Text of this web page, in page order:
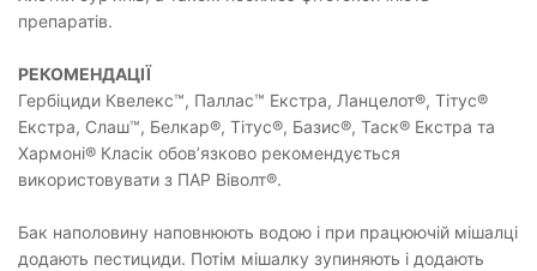
препаратів.
РЕКОМЕНДАЦІЇ
Гербіциди Квелекс™, Паллас™ Екстра, Ланцелот®, Тітус®
Екстра, Слаш™, Белкар®, Тітус®, Базис®, Таск® Екстра та
Хармоні® Класік обов’язково рекомендується
використовувати з ПАР Віволт®.
Бак наполовину наповнюють водою і при працюючій мішалці
додають пестициди. Потім мішалку зупиняють і додають